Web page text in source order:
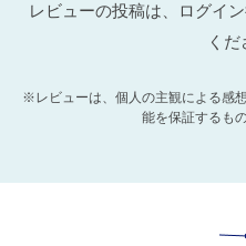
レビューの投稿は、ログイ
くだ
※レビューは、個人の主観による感
能を保証するも